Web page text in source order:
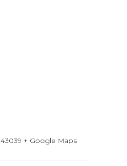
43039 + Google Maps